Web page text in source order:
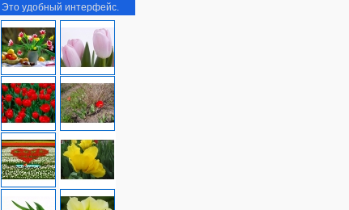
Это удобный интерфейс.